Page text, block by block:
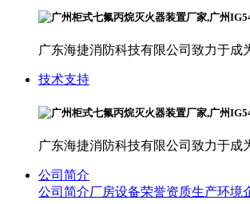
广东海捷消防科技有限公司致力于
技术支持
广东海捷消防科技有限公司致力于
公司简介
公司简介厂房设备荣誉资质生产环境